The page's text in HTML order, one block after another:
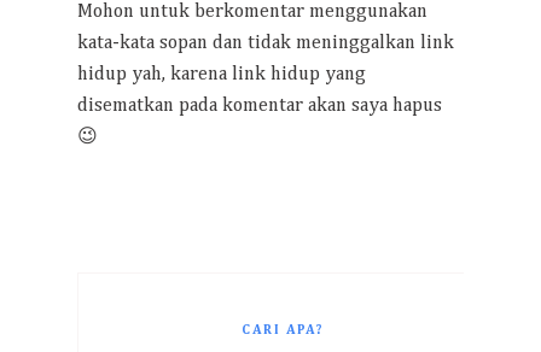
Mohon untuk berkomentar menggunakan
kata-kata sopan dan tidak meninggalkan link
hidup yah, karena link hidup yang
disematkan pada komentar akan saya hapus
😉
CARI APA?